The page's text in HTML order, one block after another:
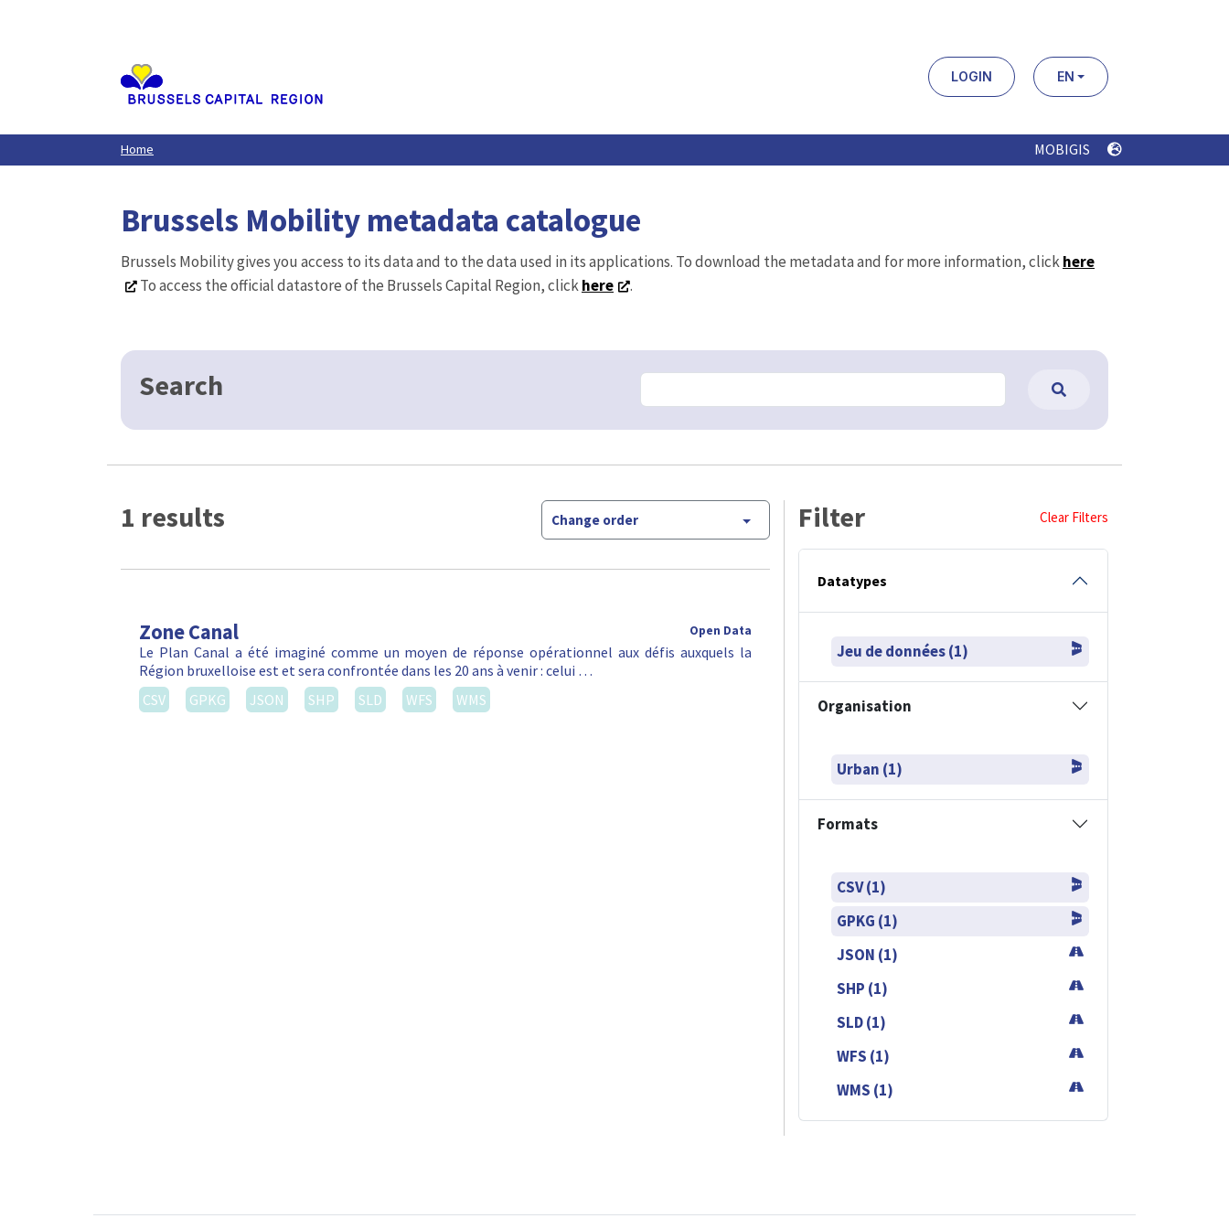
LOGIN EN
Home MOBIGIS
Brussels Mobility metadata catalogue
Brussels Mobility gives you access to its data and to the data used in its applications. To download the metadata and for more information, clickhere
To access the official datastore of the Brussels Capital Region, clickhere .
Search
1 results Change order
Zone Canal Open Data
Le Plan Canal a été imaginé comme un moyen de réponse opérationnel aux défis auxquels la
Région bruxelloise est et sera confrontée dans les 20 ans à venir : celui …
CSV
GPKG JSON SHP SLD WFS WMS
Filter Clear Filters
Datatypes
Jeu de données (1)
Organisation
Urban (1)
Formats
CSV (1)
GPKG (1)
JSON (1)
SHP (1)
SLD (1)
WFS (1)
WMS (1)